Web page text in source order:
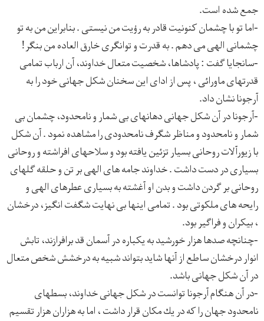
جمع شده است.
-اما تو با چشمان كنونيت قادر به رؤيت من نيستی . بنابراين من به تو
چشمانی الهی می دهم . به قدرت و توانگری خارق العاده من بنگر!
-سانجايا گفت : پادشاها، شخصيت متعال خداوند، آن ارباب تمامی
قدرتهای ماورائی ، پس از ادای اين سخنان شكل جهانی خود را به
آرجونا نشان داد.
-آرجونا در آن شكل جهانی دهانهای بی شمار و نامحدود، چشمان بی
شمار و نامحدود و مناظر شگرف نامحدودی را مشاهده نمود . آن شكل
با زيورآلات روحانی بسيار تزئين يافته بود و سلاحهای افراشته و روحانی
بسياری در دست داشت . خداوند جامه های الهی بر تن و حلقه گلهای
روحانی بر گردن داشت و بدن او آغشته به بسياری عطرهای الهی و
رايحه های ملكوتی بود . تمامی اينها بی نهايت شگفت انگيز، درخشان
، بيكران و فراگير بود.
-چنانچه صدها هزار خورشيد به يكباره در آسمان قد برافرازند، تابش
انوار درخشان ساطع از آنها شايد بتواند شبيه به درخشش شخص متعال
در آن شكل جهانی باشد.
-در آن هنگام آرجونا توانست در شكل جهانی خداوند، بسطهای
نامحدود جهان را كه در يك مكان قرار داشت ، اما به هزاران هزار تقسيم